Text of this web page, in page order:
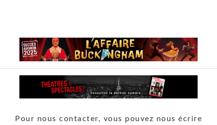
Pour nous contacter, vous pouvez nous écrire